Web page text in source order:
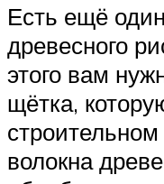
Есть ещё
древесного
этого вам
щётка,
волокна